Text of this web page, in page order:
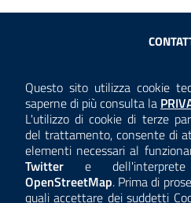
Questo sito utilizza cookie
saperne di più consulta la
L'utilizzo di cookie di terze
del trattamento, consente di
elementi necessari al
Twitter e
OpenStreetMap. Prima di
quali accettare dei suddetti
Sezione Link Utili
COOKIE E
TEMI